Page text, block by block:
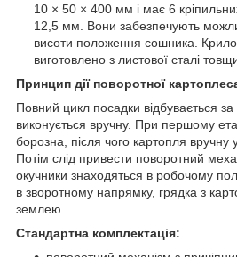
10 × 50 × 400 мм і має 6
12,5 мм. Вони забезпечують
висоти положення сошника.
виготовлено з листової сталі
Принцип дії поворотної
Повний цикл посадки відбувається
виконується вручну. При першому
борозна, після чого картопля вручну
Потім слід привести поворотний
окучники знаходяться в робочому
в зворотному напрямку, грядка з
землею.
Стандартна комплектація: